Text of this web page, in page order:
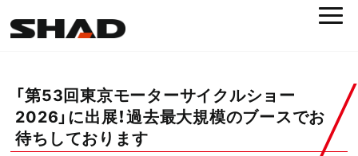
「第53回東京モーターサイクルショー
2026」に出展！過去最大規模のブースでお
待ちしております